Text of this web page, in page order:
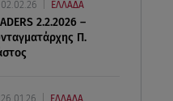
02.02.26 ΕΛΛΑΔΑ
2.2.2026 –
Π.
26.01.26 ΕΛΛΑΔΑ